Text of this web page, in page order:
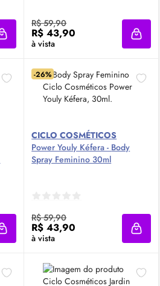
Adicionar à sacola
R$ 59,90
R$ 43,90
à vista
Adicionar à sacola
-26%
CICLO COSMÉTICOS
Power Youly Kéfera - Body
Spray Feminino 30ml
R$ 59,90
R$ 43,90
à vista